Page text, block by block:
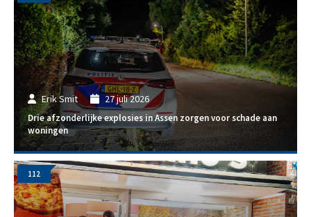
Erik Smit 27 juli 2026
Drie afzonderlijke explosies in Assen zorgen voor schade aan
woningen
112